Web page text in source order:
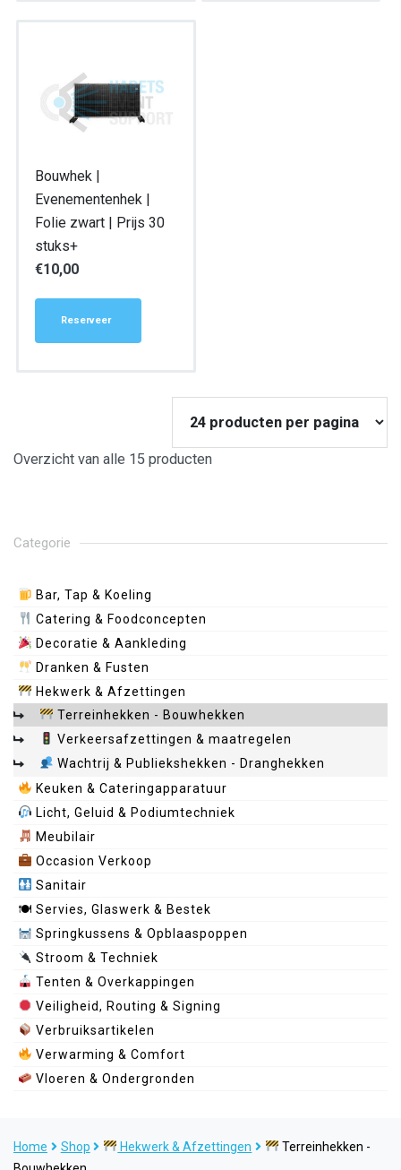
Home Shop Hekwerk & Afzettingen
Terreinhekken -
Bouwhek |
Evenementenhek |
Folie zwart | Prijs 30
stuks+
€10,00
Reserveer
Overzicht van alle 15 producten
Categorie
Bar, Tap & Koeling
Catering & Foodconcepten
Decoratie & Aankleding
Dranken & Fusten
Hekwerk & Afzettingen
Terreinhekken - Bouwhekken
Verkeersafzettingen & maatregelen
Wachtrij & Publiekshekken - Dranghekken
Keuken & Cateringapparatuur
Licht, Geluid & Podiumtechniek
Meubilair
Occasion Verkoop
Sanitair
🍽 Servies, Glaswerk & Bestek
Springkussens & Opblaaspoppen
Stroom & Techniek
Tenten & Overkappingen
Veiligheid, Routing & Signing
Verbruiksartikelen
Verwarming & Comfort
Vloeren & Ondergronden